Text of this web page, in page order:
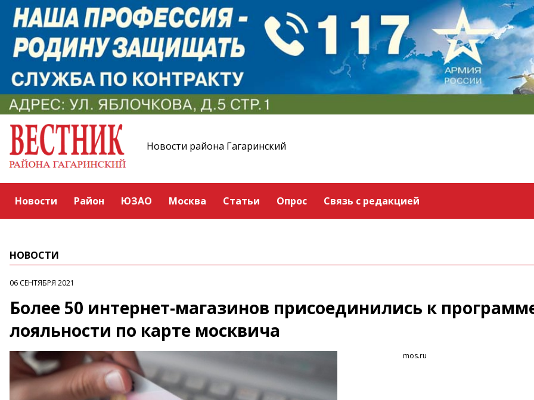
Новости района Гагаринский
Новости Район ЮЗАО Москва Статьи Опрос Связь с редакцией
НОВОСТИ
06 СЕНТЯБРЯ 2021
Более 50 интернет-магазинов присоединились к
лояльности по карте москвича
mos.ru